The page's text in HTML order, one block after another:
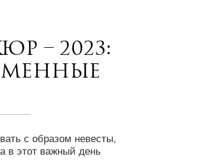
– 2023:
с образом невесты,
в этот важный день